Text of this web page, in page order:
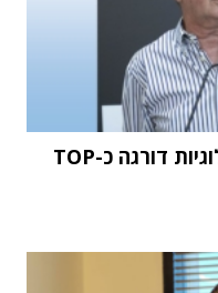
מחקר STKI השנתי: וואן טכנולוגיות דורגה כ-TOP